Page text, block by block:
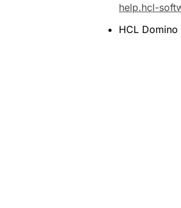
help.hcl-
HCL